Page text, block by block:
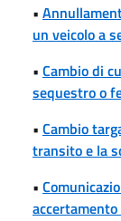
•
un veicolo a
• Cambio di
sequestro o
• Cambio
transito e la
•